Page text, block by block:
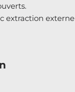
extraction externe